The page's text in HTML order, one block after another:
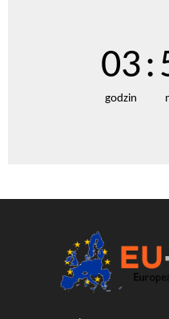
03
godzin
: